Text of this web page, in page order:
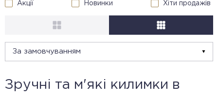
Акції Новинки Хіти продажів
Зручні та м'які килимки в